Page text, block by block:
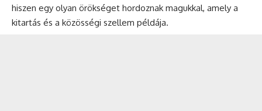
hiszen egy olyan örökséget hordoznak magukkal, amely a
kitartás és a közösségi szellem példája.